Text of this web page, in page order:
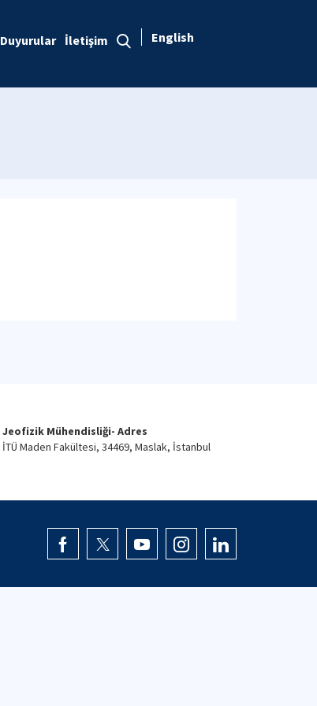
Duyurular İletişim English
Jeofizik Mühendisliği- Adres
İTÜ Maden Fakültesi, 34469, Maslak, İstanbul